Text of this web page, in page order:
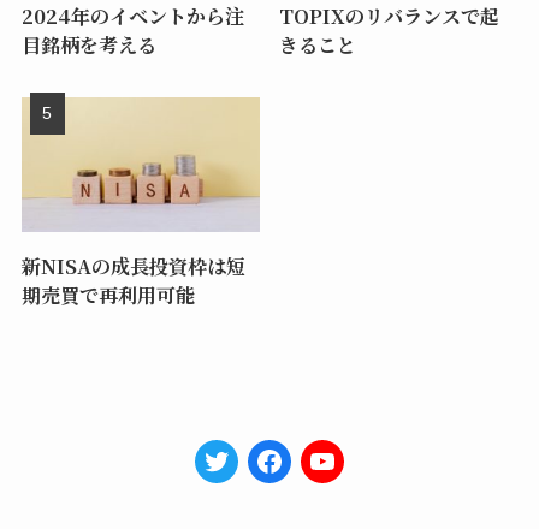
2024年のイベントから注
目銘柄を考える
TOPIXのリバランスで起
きること
新NISAの成長投資枠は短
期売買で再利用可能